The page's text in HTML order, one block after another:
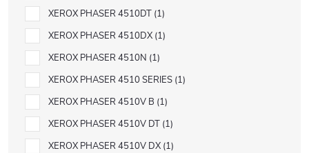
XEROX PHASER 4510DT 1
XEROX PHASER 4510DX 1
XEROX PHASER 4510N 1
XEROX PHASER 4510 SERIES 1
XEROX PHASER 4510V B 1
XEROX PHASER 4510V DT 1
XEROX PHASER 4510V DX 1